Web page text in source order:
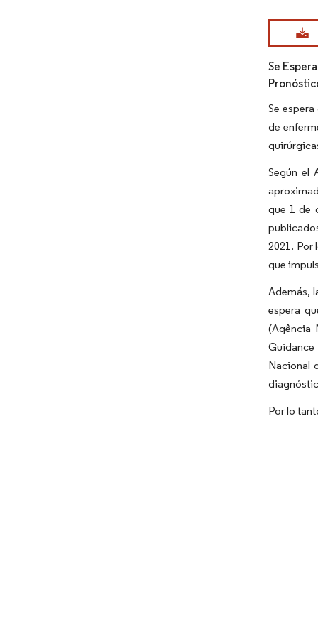
Imagen ©
Se
Se
de
Según el
que 1 de
2021. Por
que
Además,
espera
(Agência
Nacional
Por lo